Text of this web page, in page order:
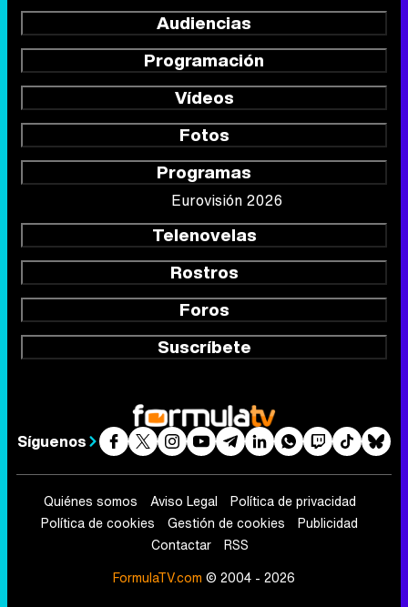
Audiencias
Programación
Vídeos
Fotos
Programas
Eurovisión 2026
Telenovelas
Rostros
Foros
Suscríbete
Síguenos
Quiénes somos Aviso Legal
Política de privacidad
Política de cookies
Gestión de cookies
Publicidad
Contactar
RSS
FormulaTV.com © 2004 - 2026